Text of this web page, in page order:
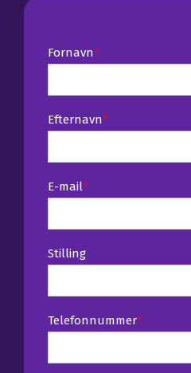
Fornavn*
Efternavn*
E-mail*
Stilling
Telefonnummer*